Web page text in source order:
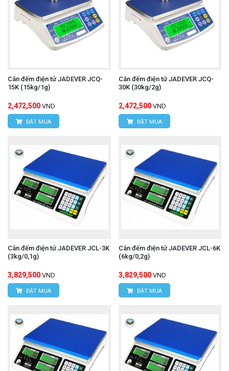
Cân đếm điện tử JADEVER JCQ-
15K (15kg/1g)
2,472,500 VND
ĐẶT MUA
Cân đếm điện tử JADEVER JCQ-
30K (30kg/2g)
2,472,500 VND
ĐẶT MUA
Cân đếm điện tử JADEVER JCL-3K
(3kg/0,1g)
3,829,500 VND
ĐẶT MUA
Cân đếm điện tử JADEVER JCL-6K
(6kg/0,2g)
3,829,500 VND
ĐẶT MUA